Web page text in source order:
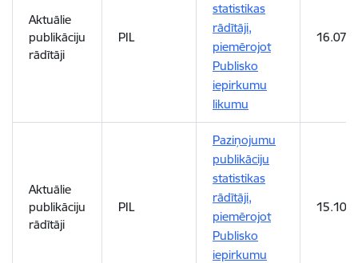
Aktuālie
publikāciju
rādītāji
PIL
statistikas
rādītāji,
piemērojot
Publisko
iepirkumu
likumu
Aktuālie
publikāciju
rādītāji
PIL
Paziņojumu
publikāciju
statistikas
rādītāji,
piemērojot
Publisko
iepirkumu